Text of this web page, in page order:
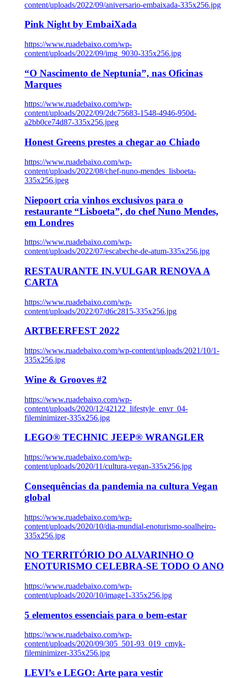
content/uploads/2022/09/aniversario-embaixada-335x256.jpg
Pink Night by EmbaiXada
https://www.ruadebaixo.com/wp-
content/uploads/2022/09/img_9030-335x256.jpg
“O Nascimento de Neptunia”, nas Oficinas
Marques
https://www.ruadebaixo.com/wp-
content/uploads/2022/09/2dc75683-1548-4946-950d-
a2bb0ce74d87-335x256.jpeg
Honest Greens prestes a chegar ao Chiado
https://www.ruadebaixo.com/wp-
content/uploads/2022/08/chef-nuno-mendes_lisboeta-
335x256.jpeg
Niepoort cria vinhos exclusivos para o
restaurante “Lisboeta”, do chef Nuno Mendes,
em Londres
https://www.ruadebaixo.com/wp-
content/uploads/2022/07/escabeche-de-atum-335x256.jpg
RESTAURANTE IN.VULGAR RENOVA A
CARTA
https://www.ruadebaixo.com/wp-
content/uploads/2022/07/d6c2815-335x256.jpg
ARTBEERFEST 2022
https://www.ruadebaixo.com/wp-content/uploads/2021/10/1-
335x256.jpg
Wine & Grooves #2
https://www.ruadebaixo.com/wp-
content/uploads/2020/12/42122_lifestyle_envr_04-
fileminimizer-335x256.jpg
LEGO® TECHNIC JEEP® WRANGLER
https://www.ruadebaixo.com/wp-
content/uploads/2020/11/cultura-vegan-335x256.jpg
Consequências da pandemia na cultura Vegan
global
https://www.ruadebaixo.com/wp-
content/uploads/2020/10/dia-mundial-enoturismo-soalheiro-
335x256.jpg
NO TERRITÓRIO DO ALVARINHO O
ENOTURISMO CELEBRA-SE TODO O ANO
https://www.ruadebaixo.com/wp-
content/uploads/2020/10/image1-335x256.jpg
5 elementos essenciais para o bem-estar
https://www.ruadebaixo.com/wp-
content/uploads/2020/09/305_501-93_019_cmyk-
fileminimizer-335x256.jpg
LEVI’s e LEGO: Arte para vestir